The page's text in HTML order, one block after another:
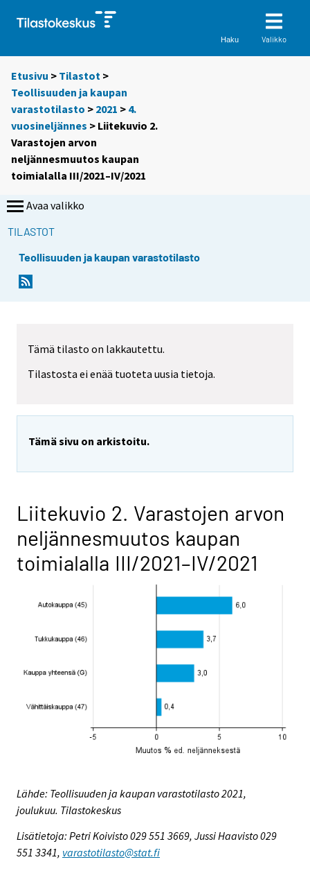
Haku Valikko
Etusivu > Tilastot >
Teollisuuden ja kaupan
varastotilasto > 2021 > 4.
vuosineljännes > Liitekuvio 2.
Varastojen arvon
neljännesmuutos kaupan
toimialalla III/2021–IV/2021
Avaa valikko
TILASTOT
Teollisuuden ja kaupan varastotilasto
Tämä tilasto on lakkautettu.
Tilastosta ei enää tuoteta uusia tietoja.
Tämä sivu on arkistoitu.
Liitekuvio 2. Varastojen arvon
neljännesmuutos kaupan
toimialalla III/2021–IV/2021
Lähde: Teollisuuden ja kaupan varastotilasto 2021,
joulukuu. Tilastokeskus
Lisätietoja: Petri Koivisto 029 551 3669, Jussi Haavisto 029
551 3341, varastotilasto@stat.fi